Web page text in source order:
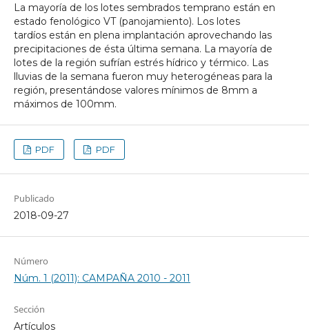
La mayoría de los lotes sembrados temprano están en
estado fenológico VT (panojamiento). Los lotes
tardíos están en plena implantación aprovechando las
precipitaciones de ésta última semana. La mayoría de
lotes de la región sufrían estrés hídrico y térmico. Las
lluvias de la semana fueron muy heterogéneas para la
región, presentándose valores mínimos de 8mm a
máximos de 100mm.
PDF PDF
Publicado
2018-09-27
Número
Núm. 1 (2011): CAMPAÑA 2010 - 2011
Sección
Artículos